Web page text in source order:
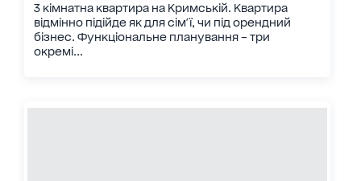
3 кімнатна квартира на Кримській. Квартира
відмінно підійде як для сім'ї, чи під орендний
бізнес. Функціональне планування – три
окремі...